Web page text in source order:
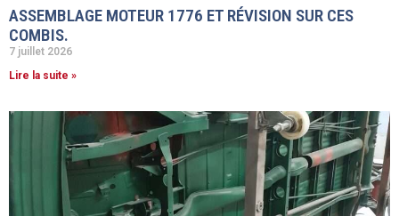
ASSEMBLAGE MOTEUR 1776 ET RÉVISION SUR CES
COMBIS.
7 juillet 2026
Lire la suite »